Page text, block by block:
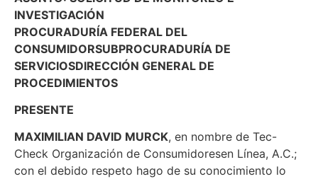
INVESTIGACIÓN
PROCURADURÍA FEDERAL DEL
CONSUMIDORSUBPROCURADURÍA DE
SERVICIOSDIRECCIÓN GENERAL DE
PROCEDIMIENTOS
PRESENTE
MAXIMILIAN DAVID MURCK, en nombre de Tec-
Check Organización de Consumidoresen Línea, A.C.;
con el debido respeto hago de su conocimiento lo